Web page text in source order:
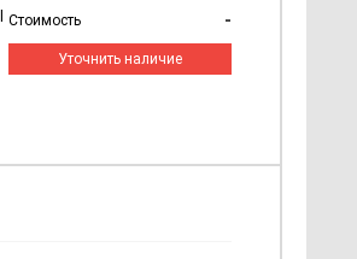
Стоимость -
Уточнить наличие